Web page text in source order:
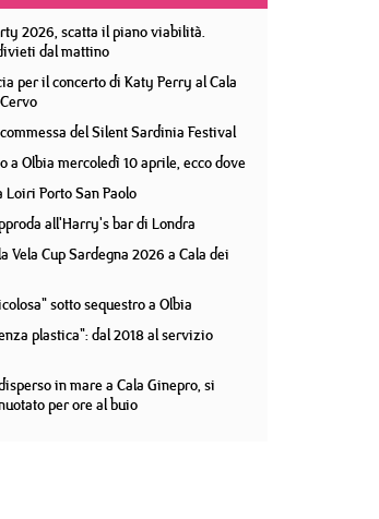
2026, scatta il piano viabilità.
dal mattino
per il concerto di Katy Perry al Cala
del Silent Sardinia Festival
Olbia mercoledì 10 aprile, ecco dove
Porto San Paolo
all'Harry's bar di Londra
Vela Cup Sardegna 2026 a Cala dei
sotto sequestro a Olbia
plastica": dal 2018 al servizio
in mare a Cala Ginepro, si
per ore al buio